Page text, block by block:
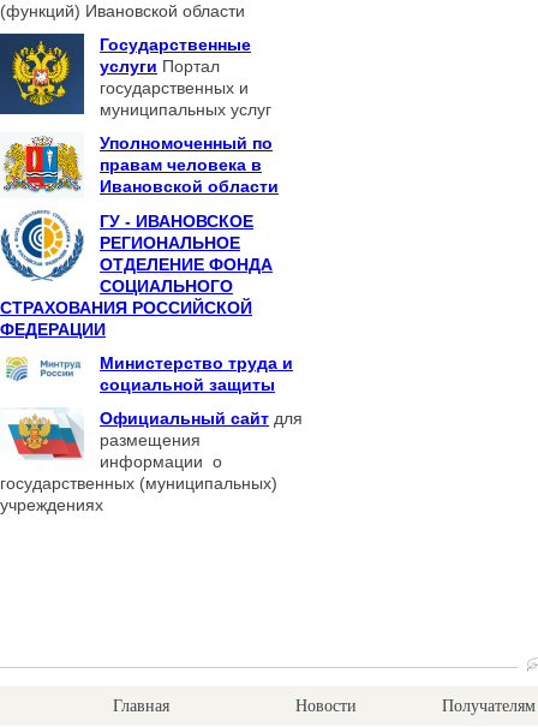
(функций) Ивановской области
Государственные
услуги Портал
государственных и
муниципальных услуг
Уполномоченный по
правам человека в
Ивановской области
ГУ - ИВАНОВСКОЕ
РЕГИОНАЛЬНОЕ
ОТДЕЛЕНИЕ ФОНДА
СОЦИАЛЬНОГО
СТРАХОВАНИЯ РОССИЙСКОЙ
ФЕДЕРАЦИИ
Министерство труда и
социальной защиты
Официальный сайт для
размещения
информации о
государственных (муниципальных)
учреждениях
Главная Новости Получателям